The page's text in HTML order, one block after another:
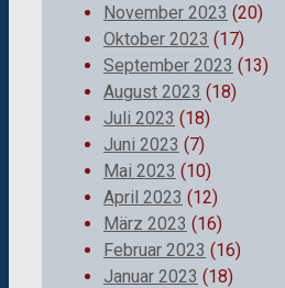
November 2023 (20)
Oktober 2023 (17)
September 2023 (13)
August 2023 (18)
Juli 2023 (18)
Juni 2023 (7)
Mai 2023 (10)
April 2023 (12)
März 2023 (16)
Februar 2023 (16)
Januar 2023 (18)